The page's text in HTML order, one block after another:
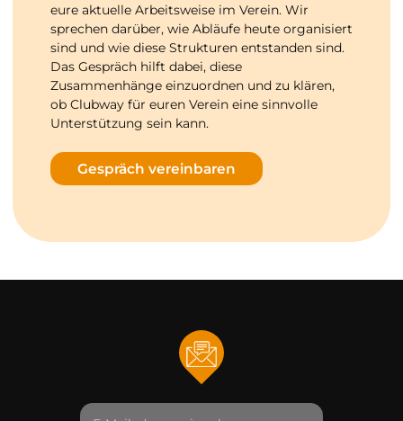
eure aktuelle Arbeitsweise im Verein. Wir
sprechen darüber, wie Abläufe heute organisiert
sind und wie diese Strukturen entstanden sind.
Das Gespräch hilft dabei, diese
Zusammenhänge einzuordnen und zu klären,
ob Clubway für euren Verein eine sinnvolle
Unterstützung sein kann.
Gespräch vereinbaren